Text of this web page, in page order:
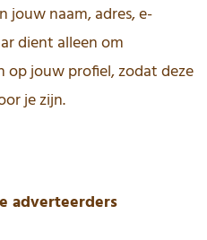
jouw naam, adres, e-
dient alleen om
jouw profiel, zodat deze
je zijn.
adverteerders